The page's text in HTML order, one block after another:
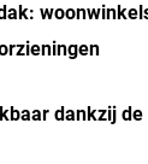
dankzij